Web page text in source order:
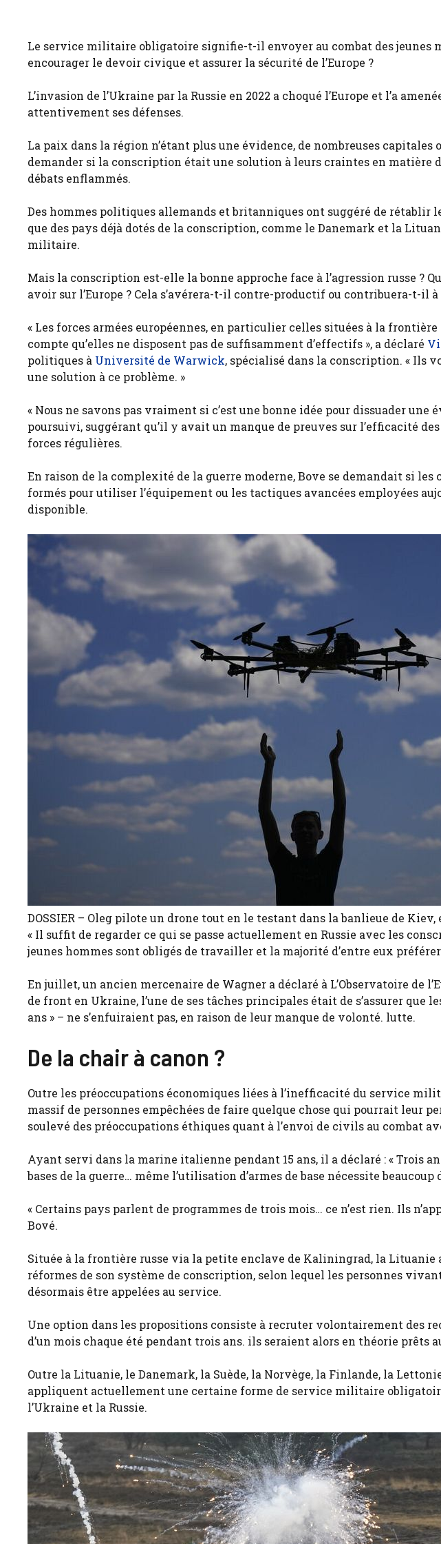
Le service militaire obligatoire signifie-t-il envoyer au combat des jeunes
encourager le devoir civique et assurer la sécurité de l’Europe ?
L’invasion de l’Ukraine par la Russie en 2022 a choqué l’Europe et l’a
attentivement ses défenses.
La paix dans la région n’étant plus une évidence, de nombreuses capitales
demander si la conscription était une solution à leurs craintes en matière
débats enflammés.
Des hommes politiques allemands et britanniques ont suggéré de
que des pays déjà dotés de la conscription, comme le Danemark et la
militaire.
Mais la conscription est-elle la bonne approche face à l’agression russe ?
avoir sur l’Europe ? Cela s’avérera-t-il contre-productif ou contribuera-t-il
« Les forces armées européennes, en particulier celles situées à la
compte qu’elles ne disposent pas de suffisamment d’effectifs », a déclaré
politiques à Université de Warwick, spécialisé dans la conscription. « Ils
une solution à ce problème. »
« Nous ne savons pas vraiment si c’est une bonne idée pour dissuader
poursuivi, suggérant qu’il y avait un manque de preuves sur l’efficacité
forces régulières.
En raison de la complexité de la guerre moderne, Bove se demandait si
formés pour utiliser l’équipement ou les tactiques avancées employées
disponible.
DOSSIER – Oleg pilote un drone tout en le testant dans la banlieue de Kiev,
« Il suffit de regarder ce qui se passe actuellement en Russie avec les
jeunes hommes sont obligés de travailler et la majorité d’entre eux
En juillet, un ancien mercenaire de Wagner a déclaré à L’Observatoire de
de front en Ukraine, l’une de ses tâches principales était de s’assurer que
ans » – ne s’enfuiraient pas, en raison de leur manque de volonté. lutte.
De la chair à canon ?
Outre les préoccupations économiques liées à l’inefficacité du service
massif de personnes empêchées de faire quelque chose qui pourrait leur
soulevé des préoccupations éthiques quant à l’envoi de civils au combat
Ayant servi dans la marine italienne pendant 15 ans, il a déclaré : « Trois
bases de la guerre… même l’utilisation d’armes de base nécessite beaucoup
« Certains pays parlent de programmes de trois mois… ce n’est rien. Ils
Bové.
Située à la frontière russe via la petite enclave de Kaliningrad, la Lituanie
réformes de son système de conscription, selon lequel les personnes
désormais être appelées au service.
Une option dans les propositions consiste à recruter volontairement des
d’un mois chaque été pendant trois ans. ils seraient alors en théorie prêts
Outre la Lituanie, le Danemark, la Suède, la Norvège, la Finlande, la
appliquent actuellement une certaine forme de service militaire
l’Ukraine et la Russie.